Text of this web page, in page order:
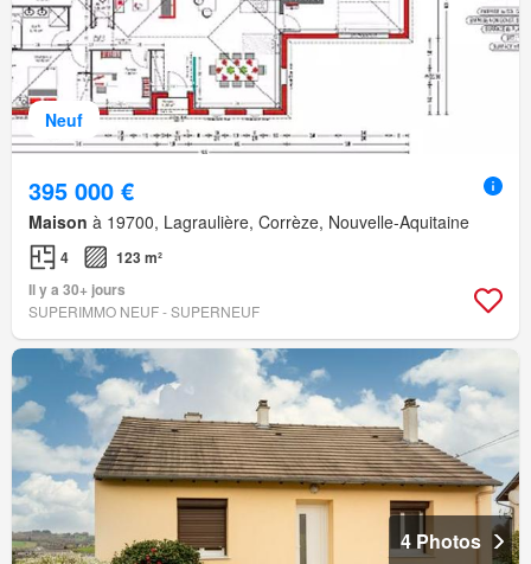
Neuf
395 000 €
Maison à 19700, Lagraulière, Corrèze, Nouvelle-Aquitaine
4
123 m²
Il y a 30+ jours
SUPERIMMO NEUF - SUPERNEUF
4 Photos